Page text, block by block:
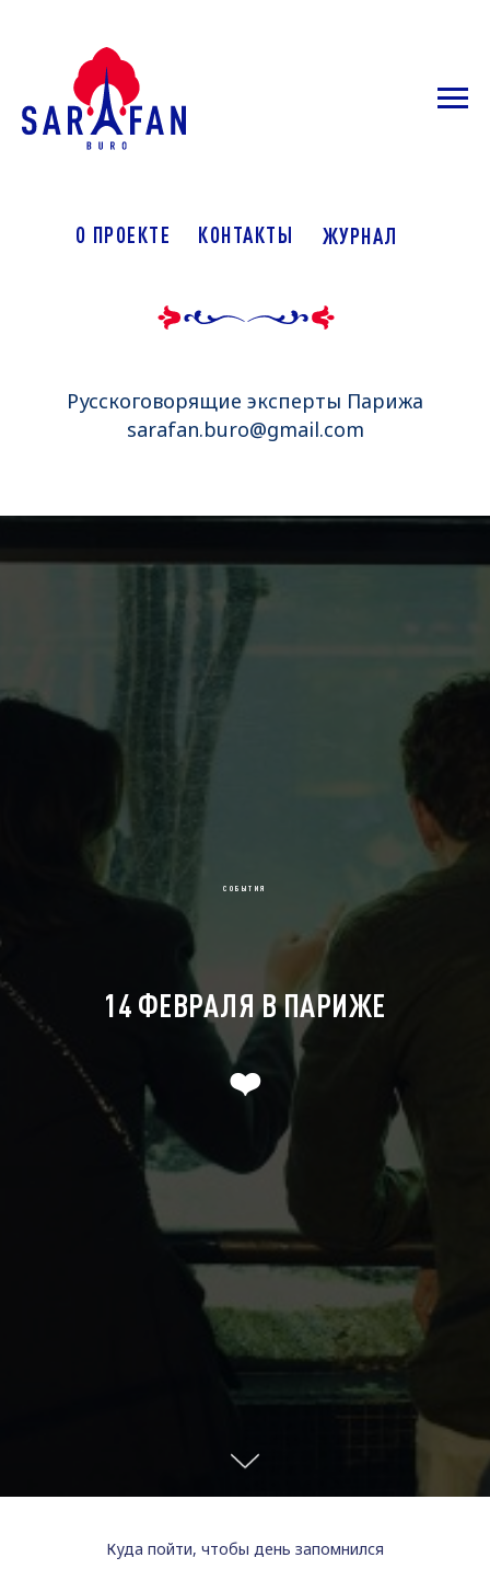
О ПРОЕКТЕ КОНТАКТЫ ЖУРНАЛ
Русскоговорящие эксперты Парижа
sarafan.buro@gmail.com
СОБЫТИЯ
14 ФЕВРАЛЯ В ПАРИЖЕ
❤️
Куда пойти, чтобы день запомнился